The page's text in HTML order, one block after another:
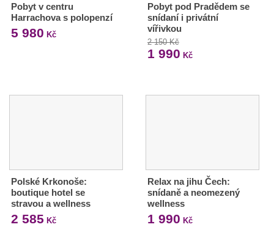
Pobyt v centru
Harrachova s polopenzí
5 980 Kč
Pobyt pod Pradědem se
snídaní i privátní
vířivkou
2 150 Kč
1 990 Kč
Polské Krkonoše:
boutique hotel se
stravou a wellness
2 585 Kč
Relax na jihu Čech:
snídaně a neomezený
wellness
1 990 Kč